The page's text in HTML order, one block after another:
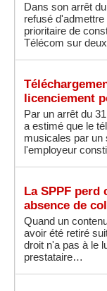
Dans son arrêt
refusé
prioritaire de
Télécom sur
licenciement
Par un arrêt du
a estimé que le
musicales par un
l'employeur
La SPPF perd
absence de
Quand un
avoir été retiré
droit n'a pas à le
prestataire…